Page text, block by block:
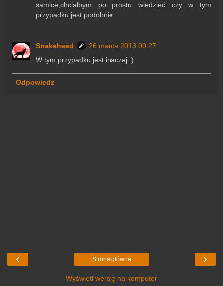
samice,chciałbym po prostu wiedzieć czy w tym
przypadku jest podobnie.
Snakehead
26 marca 2013 00:27
W tym przypadku jest inaczej :)
Odpowiedz
‹ ›
Strona główna
Wyświetl wersję na komputer